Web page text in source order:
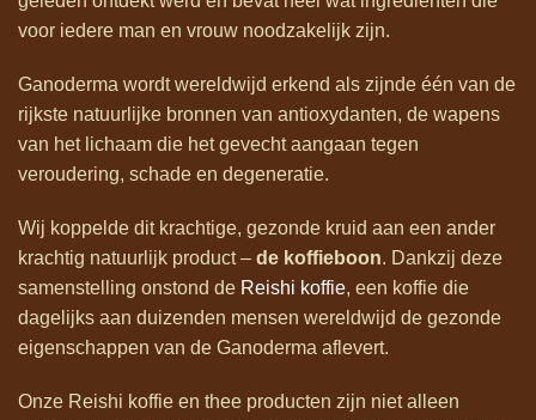
voor iedere man en vrouw noodzakelijk zijn.
Ganoderma wordt wereldwijd erkend als zijnde één van de
rijkste natuurlijke bronnen van antioxydanten, de wapens
van het lichaam die het gevecht aangaan tegen
veroudering, schade en degeneratie.
Wij koppelde dit krachtige, gezonde kruid aan een ander
krachtig natuurlijk product – de koffieboon. Dankzij deze
samenstelling onstond de Reishi koffie, een koffie die
dagelijks aan duizenden mensen wereldwijd de gezonde
eigenschappen van de Ganoderma aflevert.
Onze Reishi koffie en thee producten zijn niet alleen